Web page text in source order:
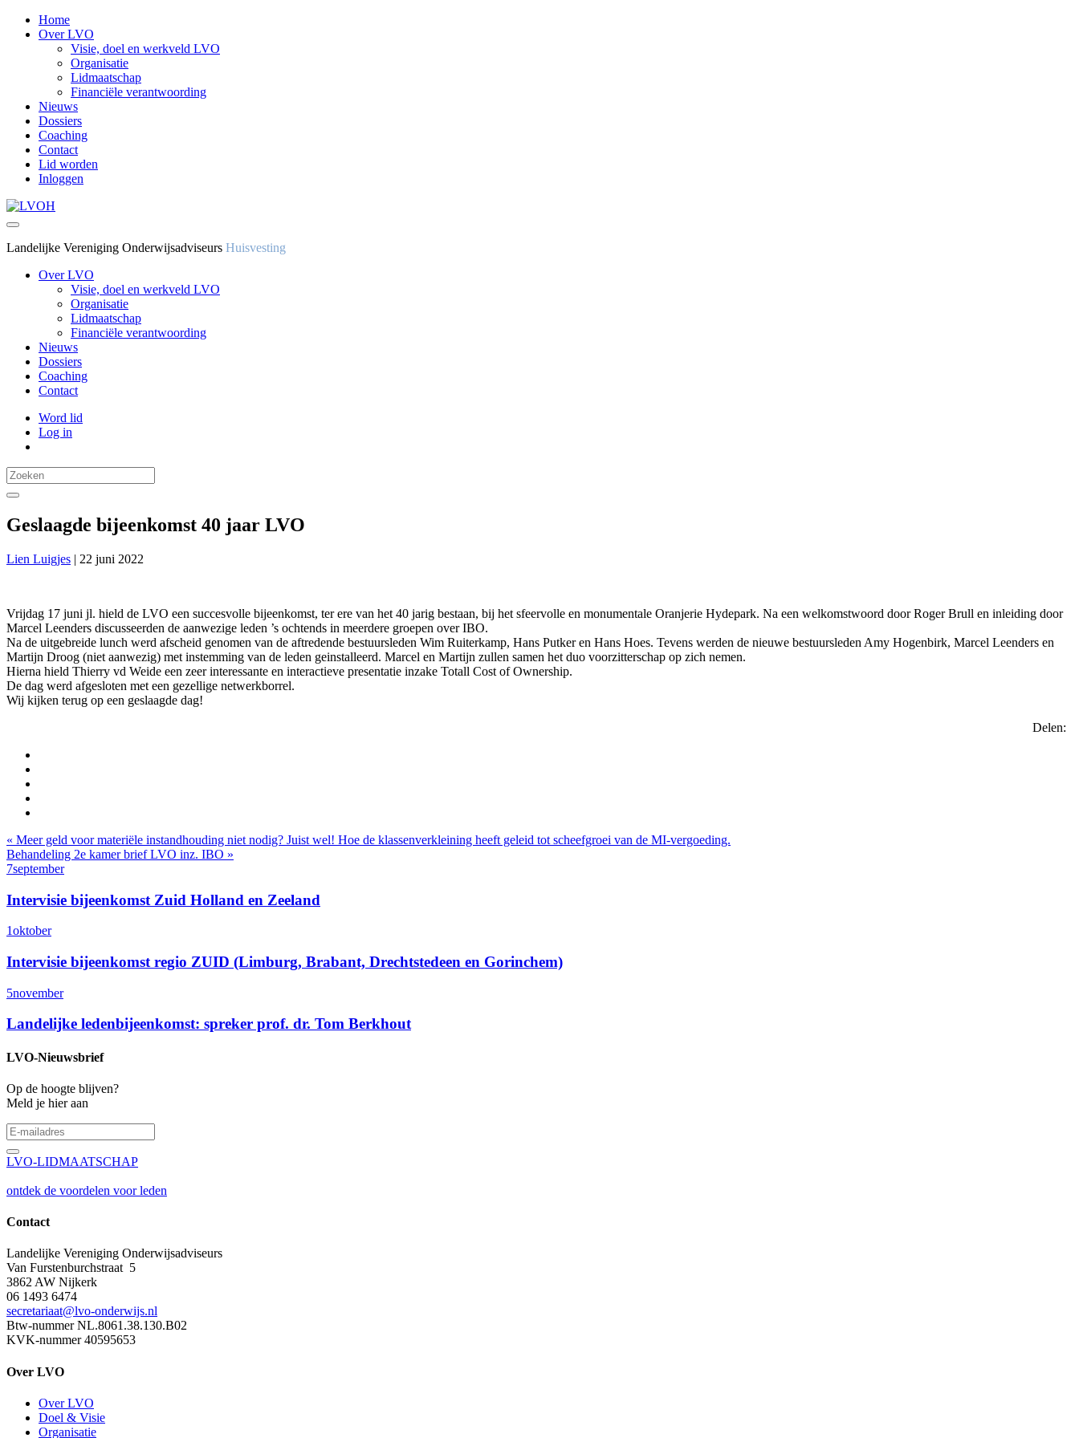
Home
Over LVO
Visie, doel en werkveld LVO
Organisatie
Lidmaatschap
Financiële verantwoording
Nieuws
Dossiers
Coaching
Contact
Lid worden
Inloggen
Landelijke Vereniging Onderwijsadviseurs Huisvesting
Over LVO
Visie, doel en werkveld LVO
Organisatie
Lidmaatschap
Financiële verantwoording
Nieuws
Dossiers
Coaching
Contact
Word lid
Log in
Geslaagde bijeenkomst 40 jaar LVO
Lien Luigjes | 22 juni 2022
Vrijdag 17 juni jl. hield de LVO een succesvolle bijeenkomst, ter ere van het 40 jarig bestaan, bij het sfeervolle en monumentale Oranjerie Hydepark. Na een welkomstwoord door Roger Brull en inleiding door
Marcel Leenders discusseerden de aanwezige leden ’s ochtends in meerdere groepen over IBO.
Na de uitgebreide lunch werd afscheid genomen van de aftredende bestuursleden Wim Ruiterkamp, Hans Putker en Hans Hoes. Tevens werden de nieuwe bestuursleden Amy Hogenbirk, Marcel Leenders en
Martijn Droog (niet aanwezig) met instemming van de leden geinstalleerd. Marcel en Martijn zullen samen het duo voorzitterschap op zich nemen.
Hierna hield Thierry vd Weide een zeer interessante en interactieve presentatie inzake Totall Cost of Ownership.
De dag werd afgesloten met een gezellige netwerkborrel.
Wij kijken terug op een geslaagde dag!
Delen:
Bericht
navigatie
« Meer geld voor materiële instandhouding niet nodig? Juist wel! Hoe de klassenverkleining heeft geleid tot scheefgroei van de MI-vergoeding.
Behandeling 2e kamer brief LVO inz. IBO »
7september
Intervisie bijeenkomst Zuid Holland en Zeeland
1oktober
Intervisie bijeenkomst regio ZUID (Limburg, Brabant, Drechtstedeen en Gorinchem)
5november
Landelijke ledenbijeenkomst: spreker prof. dr. Tom Berkhout
LVO-Nieuwsbrief
Op de hoogte blijven?
Meld je hier aan
LVO-LIDMAATSCHAP
ontdek de voordelen voor leden
Contact
Landelijke Vereniging Onderwijsadviseurs
Van Furstenburchstraat 5
3862 AW Nijkerk
06 1493 6474
secretariaat@lvo-onderwijs.nl
Btw-nummer NL.8061.38.130.B02
KVK-nummer 40595653
Over LVO
Over LVO
Doel & Visie
Organisatie